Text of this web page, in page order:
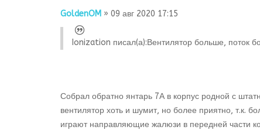
GoldenOM » 09 авг 2020 17:15
Ionization писал(а):Вентилятор больше, поток
Собрал обратно янтарь 7А в корпус родной с
вентилятор хоть и шумит, но более приятно, т.к.
играют направляющие жалюзи в передней части